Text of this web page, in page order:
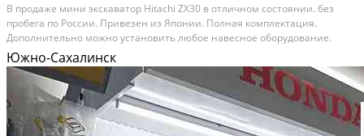
В продаже мини экскаватор Hitachi ZX30 в отличном состоянии. без
пробега по России. Привезен из Японии. Полная комплектация.
Дополнительно можно установить любое навесное оборудование.
Наша компания занимается выкупом, сборкой и продажей
Автомотоспец техники из Японии, Америки и Европы. Техника...
Южно-Сахалинск